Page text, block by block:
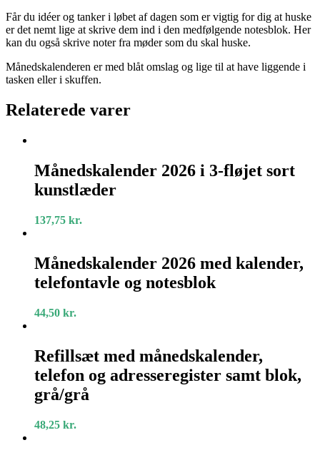
Får du idéer og tanker i løbet af dagen som er vigtig for dig at huske
er det nemt lige at skrive dem ind i den medfølgende notesblok. Her
kan du også skrive noter fra møder som du skal huske.
Månedskalenderen er med blåt omslag og lige til at have liggende i
tasken eller i skuffen.
Relaterede varer
2026
i
3-
sort
kunstlæder
Månedskalender 2026 i 3-fløjet sort
kunstlæder
137,75 kr.
2026
med
kalender,
og
notesblok
Månedskalender 2026 med kalender,
telefontavle og notesblok
44,50 kr.
med
månedskalender,
telefon
og
adresseregister
blok,
Refillsæt med månedskalender,
telefon og adresseregister samt blok,
grå/grå
48,25 kr.